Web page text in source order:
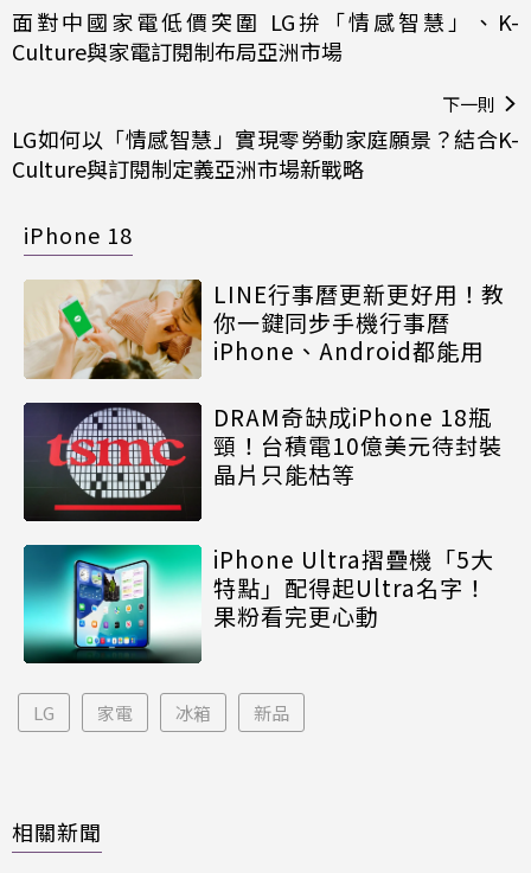
面對中國家電低價突圍 LG拚「情感智慧」、K-
Culture與家電訂閱制布局亞洲市場
下一則
LG如何以「情感智慧」實現零勞動家庭願景？結合K-
Culture與訂閱制定義亞洲市場新戰略
iPhone 18
LINE行事曆更新更好用！教
你一鍵同步手機行事曆
iPhone、Android都能用
DRAM奇缺成iPhone 18瓶
頸！台積電10億美元待封裝
晶片只能枯等
iPhone Ultra摺疊機「5大
特點」配得起Ultra名字！
果粉看完更心動
LG 家電 冰箱 新品
相關新聞